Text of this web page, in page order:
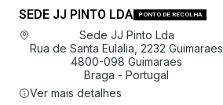
SEDE JJ PINTO LDA PONTO DE RECOLHA
Sede JJ Pinto Lda
Rua de Santa Eulalia, 2232 Guimaraes
4800-098 Guimaraes
Braga - Portugal
Ver mais detalhes